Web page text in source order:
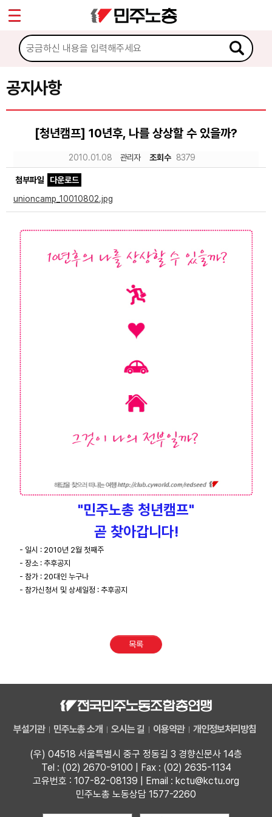
공지사항
[청년캠프] 10년후, 나를 상상할 수 있을까?
2010.01.08 관리자 조회수 8379
첨부파일
다운로드
unioncamp_10010802.jpg
"민주노총 청년캠프"
곧 찾아갑니다!
- 일시 : 2010년 2월 첫째주
- 장소 : 추후공지
- 참가 : 20대인 누구나
- 참가신청서 및 상세일정 : 추후공지
목록
부설기관 민주노총 소개 오시는 길 이용약관 개인정보처리방침
(우) 04518 서울특별시 중구 정동길 3 경향신문사 14층
Tel : (02) 2670-9100 | Fax : (02) 2635-1134
고유번호 : 107-82-08139 | Email : kctu@kctu.org
민주노총 노동상담 1577-2260
마이페이지
소개
소식
공지사항
성명·보도
노동상담
자료
부설기관
업무
Sketchbook5, 스케치북5
Sketchbook5, 스케치북5